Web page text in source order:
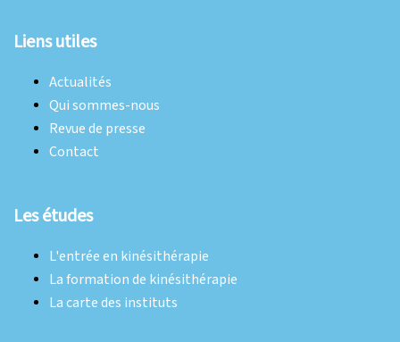
Liens utiles
Actualités
Qui sommes-nous
Revue de presse
Contact
Les études
L'entrée en kinésithérapie
La formation de kinésithérapie
La carte des instituts